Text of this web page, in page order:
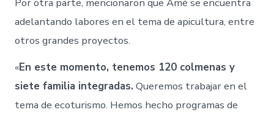
Por otra parte, mencionaron que Amé se encuentra
adelantando labores en el tema de apicultura, entre
otros grandes proyectos.
«En este momento, tenemos 120 colmenas y
siete familia integradas. Queremos trabajar en el
tema de ecoturismo. Hemos hecho programas de